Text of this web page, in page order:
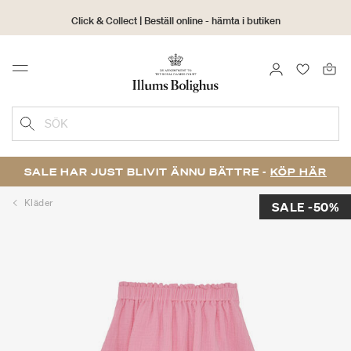
Click & Collect | Beställ online - hämta i butiken
30 dagars returrätt
Menu LOGGA IN
SÖK
SALE HAR JUST BLIVIT ÄNNU BÄTTRE - KÖP HÄR
Kläder SALE -50%